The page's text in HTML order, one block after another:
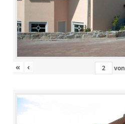
« ‹ von